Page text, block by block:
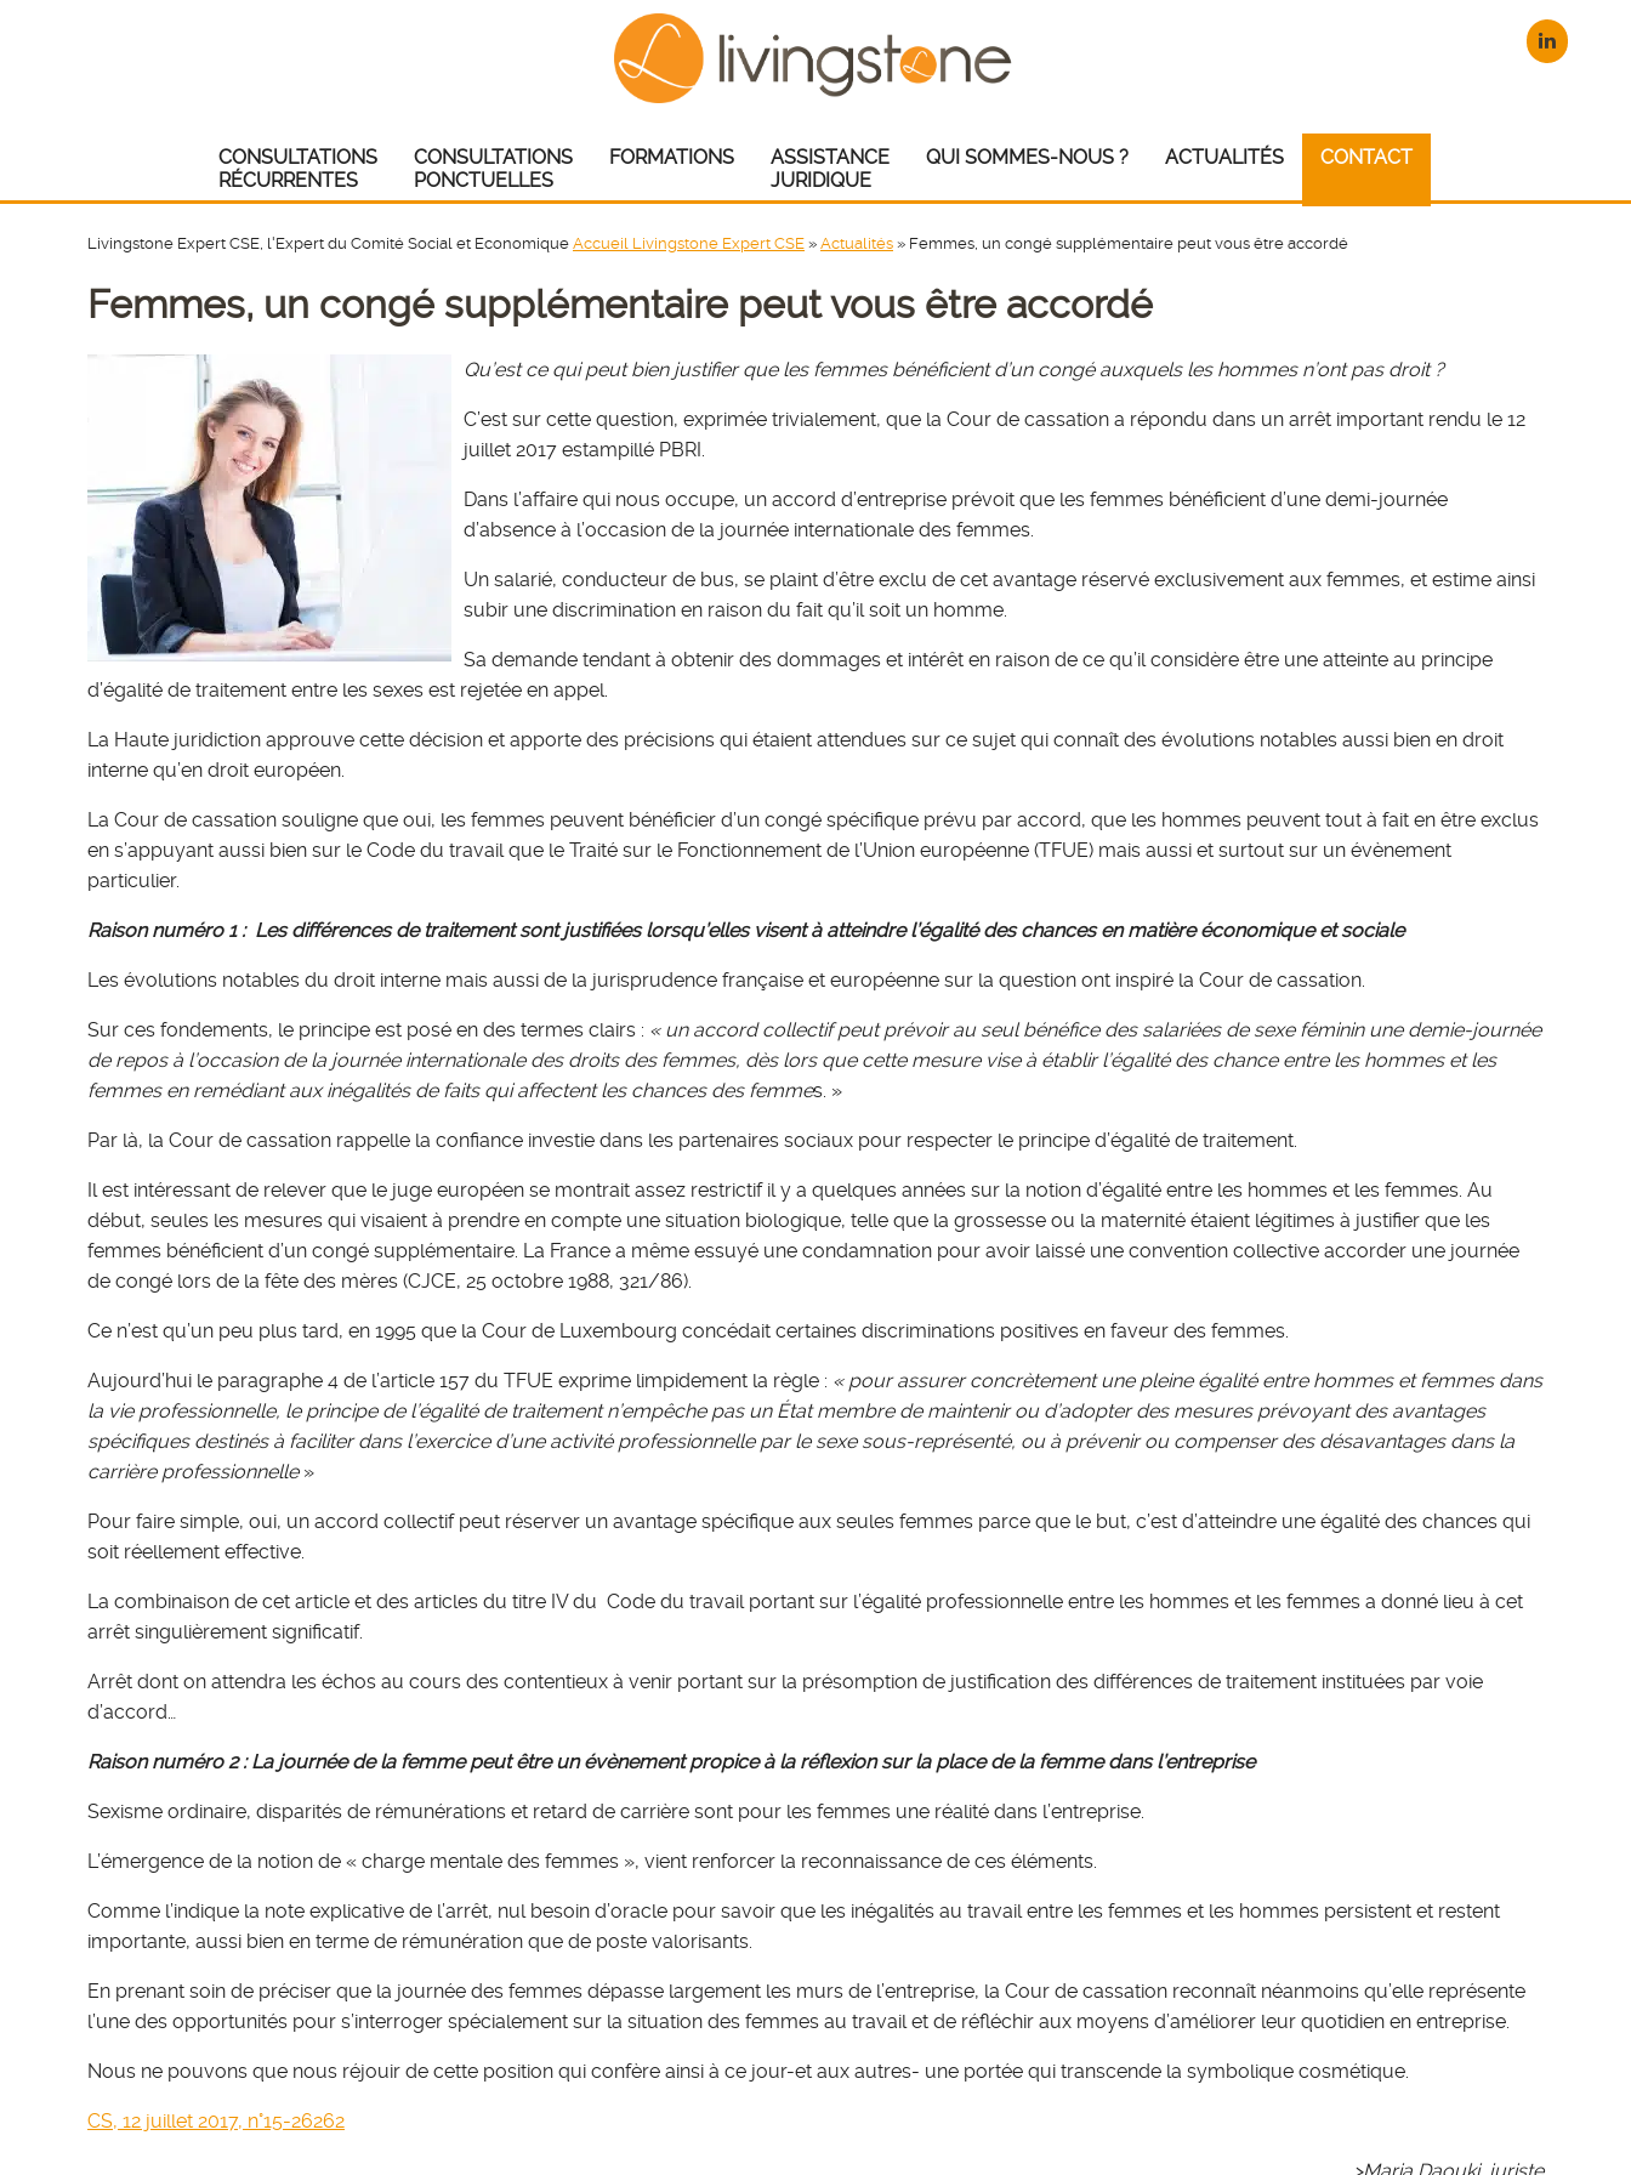
CONSULTATIONS
RÉCURRENTES
CONSULTATIONS
PONCTUELLES
FORMATIONS
ASSISTANCE
JURIDIQUE
QUI SOMMES-NOUS ? ACTUALITÉS CONTACT
Livingstone Expert CSE, l'Expert du Comité Social et Economique Accueil Livingstone Expert CSE » Actualités » Femmes, un congé supplémentaire peut vous être accordé
Femmes, un congé supplémentaire peut vous être accordé
Qu’est ce qui peut bien justifier que les femmes bénéficient d’un congé auxquels les hommes n’ont pas droit ?
C’est sur cette question, exprimée trivialement, que la Cour de cassation a répondu dans un arrêt important rendu le 12
juillet 2017 estampillé PBRI.
Dans l’affaire qui nous occupe, un accord d’entreprise prévoit que les femmes bénéficient d’une demi-journée
d’absence à l’occasion de la journée internationale des femmes.
Un salarié, conducteur de bus, se plaint d’être exclu de cet avantage réservé exclusivement aux femmes, et estime ainsi
subir une discrimination en raison du fait qu’il soit un homme.
Sa demande tendant à obtenir des dommages et intérêt en raison de ce qu’il considère être une atteinte au principe
d’égalité de traitement entre les sexes est rejetée en appel.
La Haute juridiction approuve cette décision et apporte des précisions qui étaient attendues sur ce sujet qui connaît des évolutions notables aussi bien en droit
interne qu’en droit européen.
La Cour de cassation souligne que oui, les femmes peuvent bénéficier d’un congé spécifique prévu par accord, que les hommes peuvent tout à fait en être exclus
en s’appuyant aussi bien sur le Code du travail que le Traité sur le Fonctionnement de l’Union européenne (TFUE) mais aussi et surtout sur un évènement
particulier.
Raison numéro 1 : Les différences de traitement sont justifiées lorsqu’elles visent à atteindre l’égalité des chances en matière économique et sociale
Les évolutions notables du droit interne mais aussi de la jurisprudence française et européenne sur la question ont inspiré la Cour de cassation.
Sur ces fondements, le principe est posé en des termes clairs : « un accord collectif peut prévoir au seul bénéfice des salariées de sexe féminin une demie-journée
de repos à l’occasion de la journée internationale des droits des femmes, dès lors que cette mesure vise à établir l’égalité des chance entre les hommes et les
femmes en remédiant aux inégalités de faits qui affectent les chances des femmes. »
Par là, la Cour de cassation rappelle la confiance investie dans les partenaires sociaux pour respecter le principe d’égalité de traitement.
Il est intéressant de relever que le juge européen se montrait assez restrictif il y a quelques années sur la notion d’égalité entre les hommes et les femmes. Au
début, seules les mesures qui visaient à prendre en compte une situation biologique, telle que la grossesse ou la maternité étaient légitimes à justifier que les
femmes bénéficient d’un congé supplémentaire. La France a même essuyé une condamnation pour avoir laissé une convention collective accorder une journée
de congé lors de la fête des mères (CJCE, 25 octobre 1988, 321/86).
Ce n’est qu’un peu plus tard, en 1995 que la Cour de Luxembourg concédait certaines discriminations positives en faveur des femmes.
Aujourd’hui le paragraphe 4 de l’article 157 du TFUE exprime limpidement la règle : « pour assurer concrètement une pleine égalité entre hommes et femmes dans
la vie professionnelle, le principe de l’égalité de traitement n’empêche pas un État membre de maintenir ou d’adopter des mesures prévoyant des avantages
spécifiques destinés à faciliter dans l’exercice d’une activité professionnelle par le sexe sous-représenté, ou à prévenir ou compenser des désavantages dans la
carrière professionnelle »
Pour faire simple, oui, un accord collectif peut réserver un avantage spécifique aux seules femmes parce que le but, c’est d’atteindre une égalité des chances qui
soit réellement effective.
La combinaison de cet article et des articles du titre IV du Code du travail portant sur l’égalité professionnelle entre les hommes et les femmes a donné lieu à cet
arrêt singulièrement significatif.
Arrêt dont on attendra les échos au cours des contentieux à venir portant sur la présomption de justification des différences de traitement instituées par voie
d’accord…
Raison numéro 2 : La journée de la femme peut être un évènement propice à la réflexion sur la place de la femme dans l’entreprise
Sexisme ordinaire, disparités de rémunérations et retard de carrière sont pour les femmes une réalité dans l’entreprise.
L’émergence de la notion de « charge mentale des femmes », vient renforcer la reconnaissance de ces éléments.
Comme l’indique la note explicative de l’arrêt, nul besoin d’oracle pour savoir que les inégalités au travail entre les femmes et les hommes persistent et restent
importante, aussi bien en terme de rémunération que de poste valorisants.
En prenant soin de préciser que la journée des femmes dépasse largement les murs de l’entreprise, la Cour de cassation reconnaît néanmoins qu’elle représente
l’une des opportunités pour s’interroger spécialement sur la situation des femmes au travail et de réfléchir aux moyens d’améliorer leur quotidien en entreprise.
Nous ne pouvons que nous réjouir de cette position qui confère ainsi à ce jour-et aux autres- une portée qui transcende la symbolique cosmétique.
CS, 12 juillet 2017, n°15-26262
>Maria Daouki, juriste